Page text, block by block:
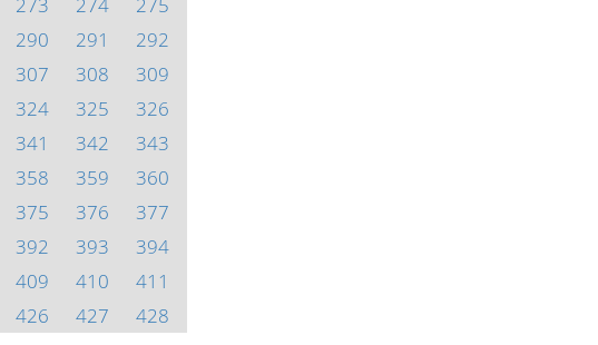
290 291
292
307 308
309
324 325
326
341 342
343
358 359
360
375 376
377
392 393
394
409 410
411
426 427
428